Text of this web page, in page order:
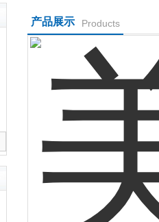
产品展示 Products